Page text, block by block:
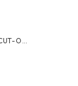
OF